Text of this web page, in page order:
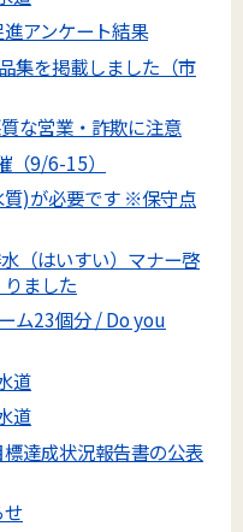
進アンケート結果
集を掲載しました（市
な営業・詐欺に注意
（9/6-15）
質)が必要です ※保守点
（はいすい）マナー啓
ました
ム23個分 / Do you
道
道
達成状況報告書の公表
せ